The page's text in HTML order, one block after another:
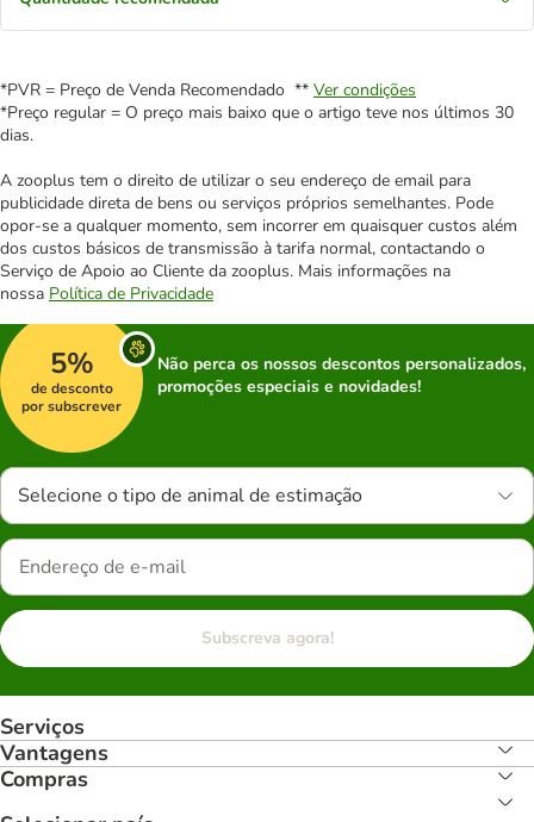
*PVR = Preço de Venda Recomendado ** Ver condições
*Preço regular = O preço mais baixo que o artigo teve nos últimos 30
dias.
A zooplus tem o direito de utilizar o seu endereço de email para
publicidade direta de bens ou serviços próprios semelhantes. Pode
opor-se a qualquer momento, sem incorrer em quaisquer custos além
dos custos básicos de transmissão à tarifa normal, contactando o
Serviço de Apoio ao Cliente da zooplus. Mais informações na
nossa Política de Privacidade
5%
de desconto
por subscrever
Não perca os nossos descontos personalizados,
promoções especiais e novidades!
Selecione o tipo de animal de estimação
Subscreva agora!
Serviços
Vantagens
Compras